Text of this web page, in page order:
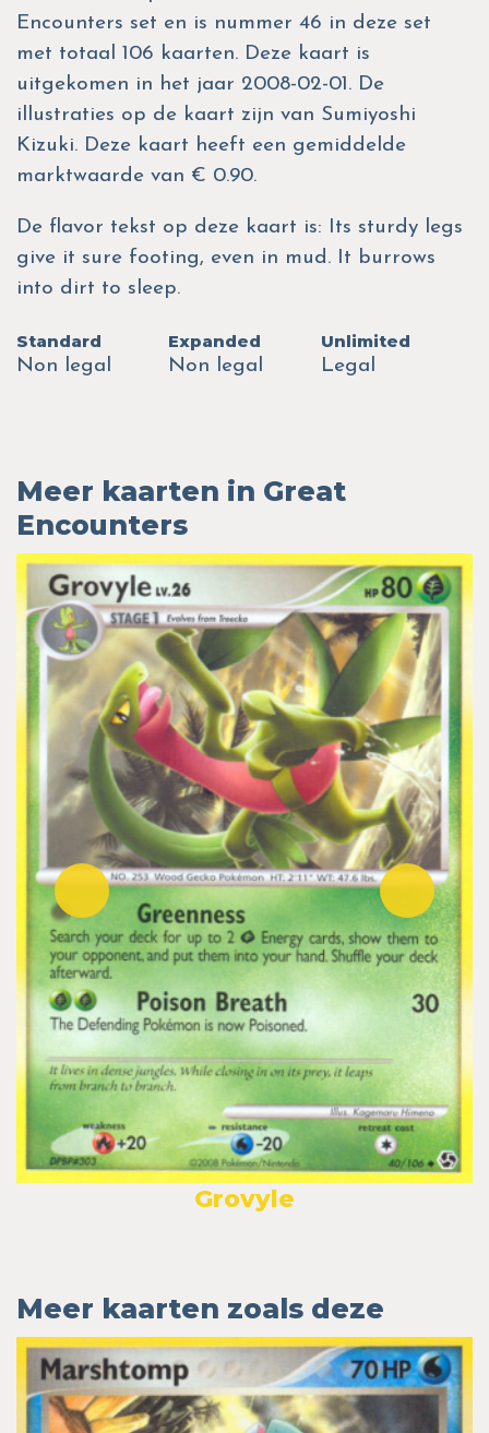
Encounters set en is nummer 46 in deze set
met totaal 106 kaarten. Deze kaart is
uitgekomen in het jaar 2008-02-01. De
illustraties op de kaart zijn van Sumiyoshi
Kizuki. Deze kaart heeft een gemiddelde
marktwaarde van € 0.90.
De flavor tekst op deze kaart is: Its sturdy legs
give it sure footing, even in mud. It burrows
into dirt to sleep.
Standard
Non legal
Expanded
Non legal
Unlimited
Legal
Meer kaarten in Great
Encounters
Grovyle
Meer kaarten zoals deze